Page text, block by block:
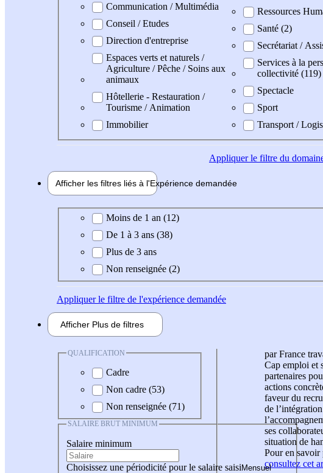
Communication / Multimédia
Conseil / Etudes
Direction d'entreprise
Espaces verts et naturels /
Agriculture / Pêche / Soins aux
animaux
Hôtellerie - Restauration /
Tourisme / Animation
Immobilier
Ressources
Santé (2)
Secrétariat /
Services à la
collectivité (119)
Spectacle
Sport
Transport /
Appliquerle filtre du
Afficher les filtres liés à l'Expérience demandée
Expérience demandée
Moins de 1 an (12)
De 1 à 3 ans (38)
Plus de 3 ans
Non renseignée (2)
Appliquerle filtre de l'expérience demandée
Afficher Plus de filtres
QUALIFICATION
Cadre
Non cadre (53)
Non renseignée (71)
SALAIRE BRUT MINIMUM
Salaire minimum
Choisissez une périodicité pour le salaire saisi
par France
Cap emploi et
partenaires
actions
faveur du
de
ses
situation de
Pour en savoir
consultez cet